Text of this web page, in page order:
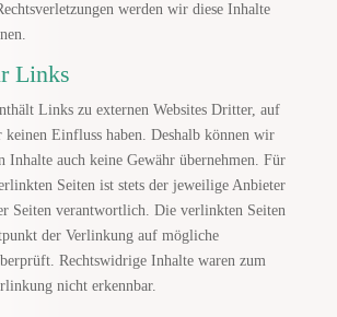
werden wir diese Inhalte
Links
Links zu externen Websites Dritter, auf
Einfluss haben. Deshalb können wir
Inhalte auch keine Gewähr übernehmen. Für
Seiten ist stets der jeweilige Anbieter
Seiten verantwortlich. Die verlinkten Seiten
der Verlinkung auf mögliche
Rechtswidrige Inhalte waren zum
nicht erkennbar.